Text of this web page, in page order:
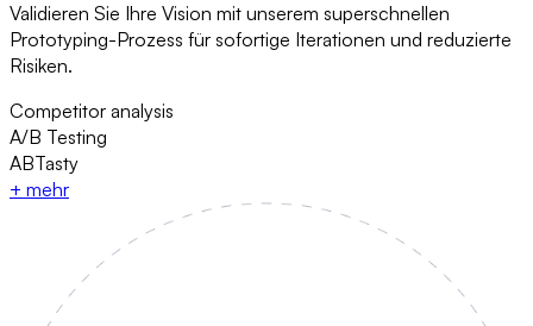
Validieren Sie Ihre Vision mit unserem superschnellen
Prototyping-Prozess für sofortige Iterationen und reduzierte
Risiken.
Competitor analysis
A/B Testing
ABTasty
+ mehr